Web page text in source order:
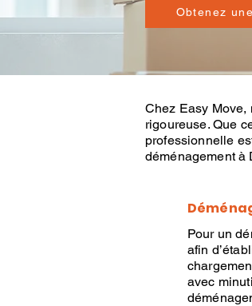
Obtenez
Chez Easy Move,
rigoureuse. Que
professionnelle
déménagement à
Pour un
afin
avec